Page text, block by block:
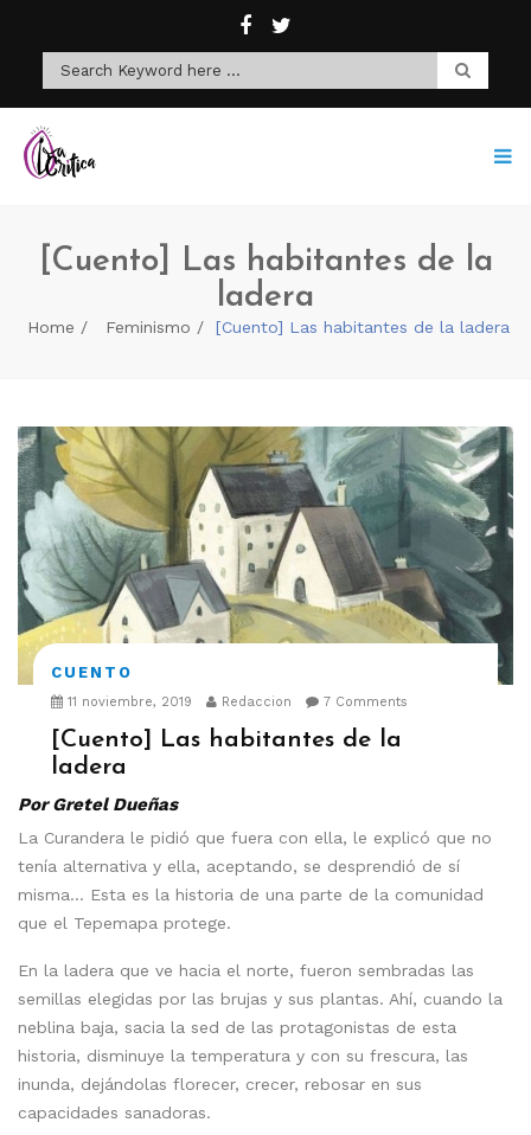
[Cuento] Las habitantes de la
ladera
Home Feminismo [Cuento] Las habitantes de la ladera
CUENTO
11 noviembre, 2019 Redaccion 7 Comments
[Cuento] Las habitantes de la
ladera
Por Gretel Dueñas
La Curandera le pidió que fuera con ella, le explicó que no
tenía alternativa y ella, aceptando, se desprendió de sí
misma… Esta es la historia de una parte de la comunidad
que el Tepemapa protege.
En la ladera que ve hacia el norte, fueron sembradas las
semillas elegidas por las brujas y sus plantas. Ahí, cuando la
neblina baja, sacia la sed de las protagonistas de esta
historia, disminuye la temperatura y con su frescura, las
inunda, dejándolas florecer, crecer, rebosar en sus
capacidades sanadoras.